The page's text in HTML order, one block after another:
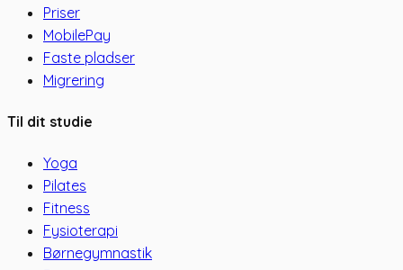
Priser
MobilePay
Faste pladser
Migrering
Til dit studie
Yoga
Pilates
Fitness
Fysioterapi
Børnegymnastik